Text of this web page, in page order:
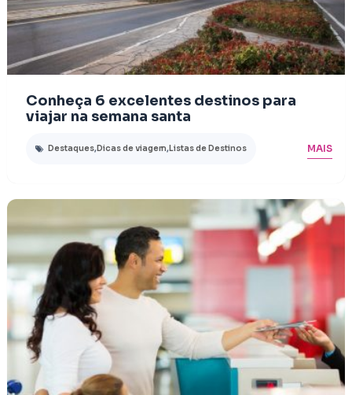
Conheça 6 excelentes destinos para
viajar na semana santa
Destaques, Dicas de viagem, Listas de Destinos MAIS